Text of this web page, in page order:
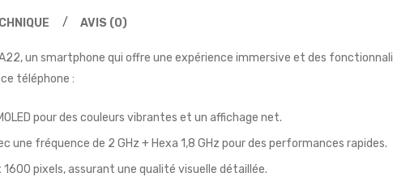
AVIS (0)
un smartphone qui offre une expérience immersive et des
téléphone :
pour des couleurs vibrantes et un affichage net.
une fréquence de 2 GHz + Hexa 1,8 GHz pour des performances rapides.
1600 pixels, assurant une qualité visuelle détaillée.